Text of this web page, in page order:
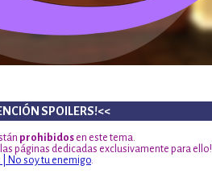
SPOILERS!<<
prohibidos en este tema.
páginas dedicadas exclusivamente para ello!
| No soy tu enemigo